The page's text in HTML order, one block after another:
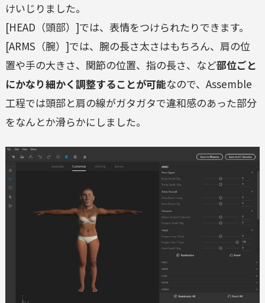
けいじりました。
[HEAD（頭部）]では、表情をつけられたりできます。
[ARMS（腕）]では、腕の長さ太さはもちろん、肩の位
置や手の大きさ、関節の位置、指の長さ、など部位ごと
にかなり細かく調整することが可能なので、Assemble
工程では頭部と肩の線がガタガタで違和感のあった部分
をなんとか滑らかにしました。